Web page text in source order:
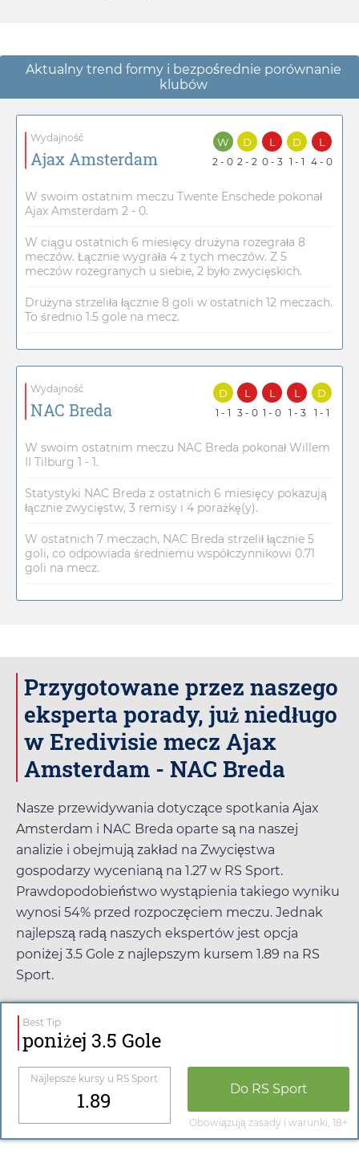
Aktualny trend formy i bezpośrednie porównanie
klubów
Wydajność
Ajax Amsterdam
W
2 - 0
D
2 - 2
L
0 - 3
D
1 - 1
L
4 - 0
W swoim ostatnim meczu Twente Enschede pokonał
Ajax Amsterdam 2 - 0.
W ciągu ostatnich 6 miesięcy drużyna rozegrała 8
meczów. Łącznie wygrała 4 z tych meczów. Z 5
meczów rozegranych u siebie, 2 było zwycięskich.
Drużyna strzeliła łącznie 8 goli w ostatnich 12 meczach.
To średnio 1.5 gole na mecz.
Wydajność
NAC Breda
D
1 - 1
L
3 - 0
L
1 - 0
L
1 - 3
D
1 - 1
W swoim ostatnim meczu NAC Breda pokonał Willem
II Tilburg 1 - 1.
Statystyki NAC Breda z ostatnich 6 miesięcy pokazują
łącznie zwycięstw, 3 remisy i 4 porażkę(y).
W ostatnich 7 meczach, NAC Breda strzelił łącznie 5
goli, co odpowiada średniemu współczynnikowi 0.71
goli na mecz.
Przygotowane przez naszego
eksperta porady, już niedługo
w Eredivisie mecz Ajax
Amsterdam - NAC Breda
Nasze przewidywania dotyczące spotkania Ajax
Amsterdam i NAC Breda oparte są na naszej
analizie i obejmują zakład na Zwycięstwa
gospodarzy wycenianą na 1.27 w RS Sport.
Prawdopodobieństwo wystąpienia takiego wyniku
wynosi 54% przed rozpoczęciem meczu. Jednak
najlepszą radą naszych ekspertów jest opcja
poniżej 3.5 Gole z najlepszym kursem 1.89 na RS
Sport.
Best Tip
poniżej 3.5 Gole
Najlepsze kursy u RS Sport
1.89 Do RS Sport
Obowiązują zasady i warunki, 18+